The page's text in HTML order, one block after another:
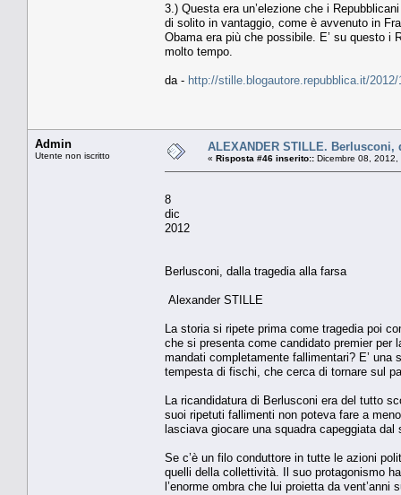
3.) Questa era un’elezione che i
di solito in vantaggio, come è avvenuto in
Obama era più che possibile. E’ su questo i
molto tempo.
da - http://stille.blogautore.repubblica.it/
Admin
Utente non iscritto
ALEXANDER STILLE. Berlusconi,
« Risposta #46 inserito:: Dicembre 08,
8
dic
2012
Berlusconi, dalla tragedia alla farsa
Alexander STILLE
La storia si ripete prima come tragedia poi
che si presenta come candidato premier per
mandati completamente fallimentari? E’
tempesta di fischi, che cerca di tornare sul
La ricandidatura di Berlusconi era del tutto
suoi ripetuti fallimenti non poteva fare a
lasciava giocare una squadra capeggiata
Se c’è un filo conduttore in tutte le azioni
quelli della collettività. Il suo protagonismo
l’enorme ombra che lui proietta da vent’anni